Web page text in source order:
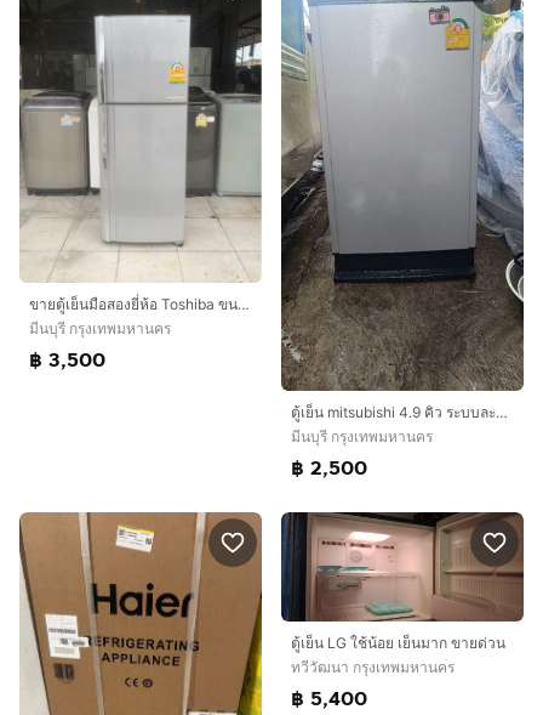
ขายตู้เย็นมือสองยี่ห้อ Toshiba ขนาด 10 คิวสภาพสวยพร้อมใช้งาน 3500 บาท
มีนบุรี กรุงเทพมหานคร
฿ 3,500
ตู้เย็น mitsubishi 4.9 คิว ระบบละลายน้ำแข็งอัตโนมัติ
มีนบุรี กรุงเทพมหานคร
฿ 2,500
ตู้เย็น LG ใช้น้อย เย็นมาก ขายด่วน
ทวีวัฒนา กรุงเทพมหานคร
฿ 5,400